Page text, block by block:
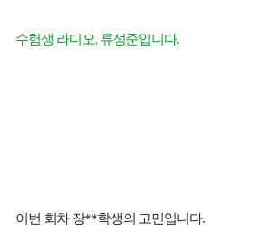
수험생 라디오, 류성준입니다.
이번 회차 장**학생의 고민입니다.